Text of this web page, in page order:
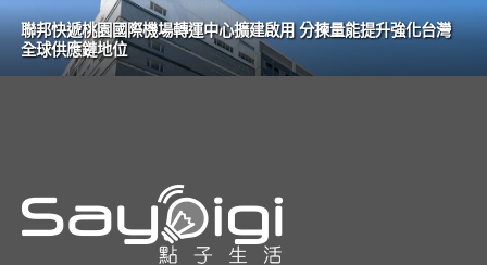
聯邦快遞桃園國際機場轉運中心擴建啟用 分揀量能提升強化台灣
全球供應鏈地位